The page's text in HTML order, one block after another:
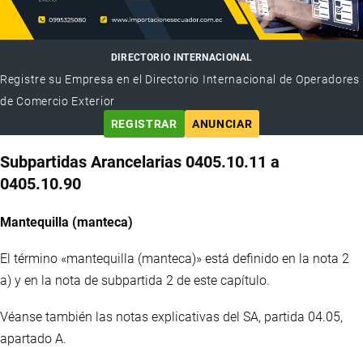
DIRECTORIO INTERNACIONAL
Registre su Empresa en el Directorio Internacional de Operadores
de Comercio Exterior
REGISTRAR
ANUNCIAR
Subpartidas Arancelarias 0405.10.11 a
0405.10.90
Mantequilla (manteca)
El término «mantequilla (manteca)» está definido en la nota 2
a) y en la nota de subpartida 2 de este capítulo.
Véanse también las notas explicativas del SA, partida 04.05,
apartado A.